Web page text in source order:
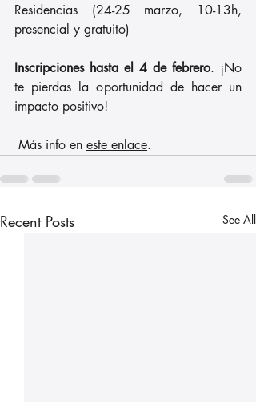
Residencias (24-25 marzo, 10-13h,
presencial y gratuito)
Inscripciones hasta el 4 de febrero. ¡No
te pierdas la oportunidad de hacer un
impacto positivo!
Más info en este enlace.
Recent Posts See All